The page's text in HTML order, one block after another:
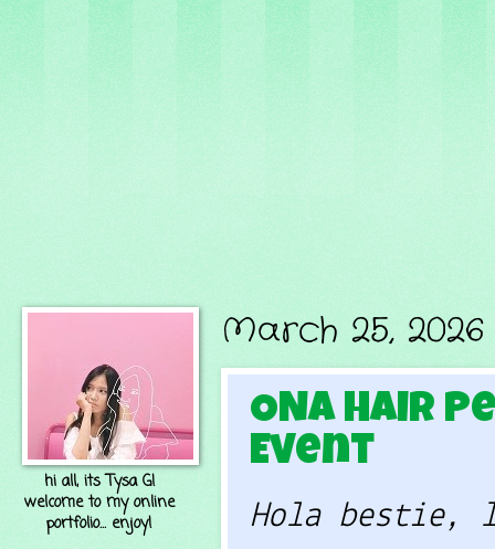
March 25, 2026
ONA Hair
Event
Hola bestie,
hi all, its Tysa G!
welcome to my online
portfolio... enjoy!